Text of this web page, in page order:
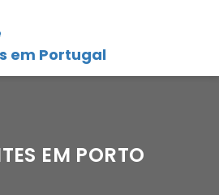
em Portugal
EM PORTO